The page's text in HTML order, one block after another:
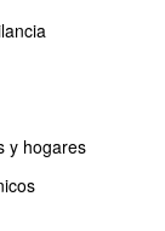
y hogares